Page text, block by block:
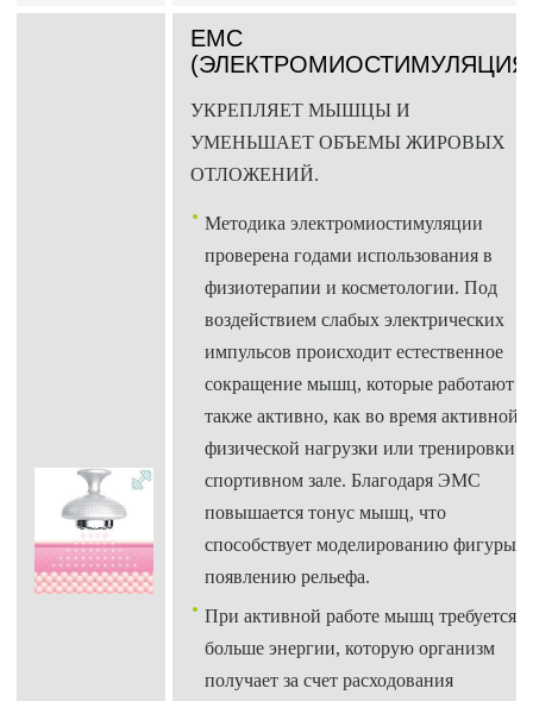
ЕМС
УКРЕПЛЯЕТ МЫШЦЫ И
УМЕНЬШАЕТ ОБЪЕМЫ ЖИРОВЫХ
ОТЛОЖЕНИЙ.
Методика электромиостимуляции
проверена годами использования в
физиотерапии и косметологии. Под
воздействием слабых электрических
импульсов происходит естественное
сокращение мышц, которые работают
также активно, как во время активной
физической нагрузки или тренировки в
спортивном зале. Благодаря ЭМС
повышается тонус мышц, что
способствует моделированию фигуры и
появлению рельефа.
При активной работе мышц требуется
больше энергии, которую организм
получает за счет расходования